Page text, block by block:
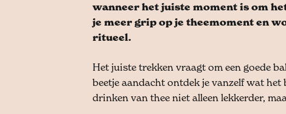
wanneer het juiste moment is om
je meer grip op je theemoment en
ritueel.
Het juiste trekken vraagt om een goede
beetje aandacht ontdek je vanzelf wat
drinken van thee niet alleen lekkerder,